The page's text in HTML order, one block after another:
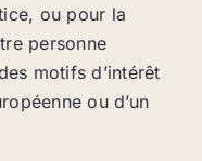
ou pour la
personne
motifs d’intérêt
ou d’un